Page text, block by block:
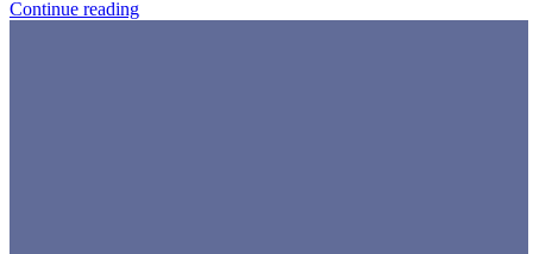
Continue reading